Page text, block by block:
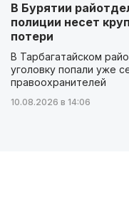
В Бурятии
полиции несет
потери
В Тарбагатайском
уголовку попали уже
правоохранителей
10.08.2026 в 14:06